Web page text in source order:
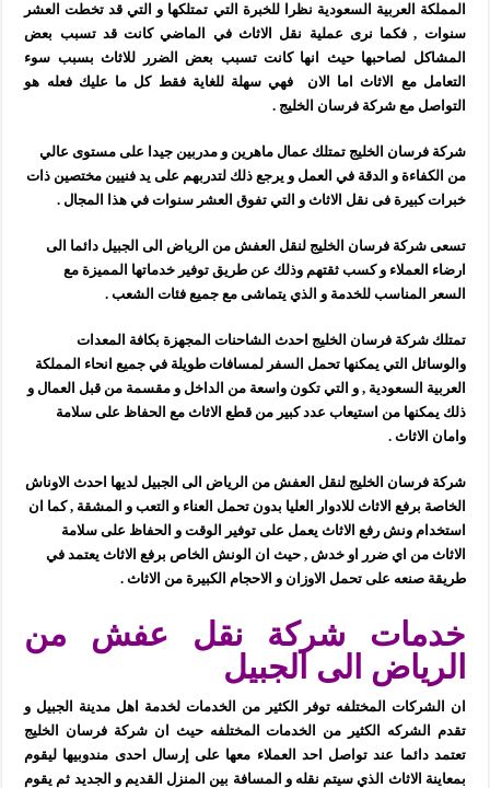
المملكة العربية السعودية نظرا للخبرة التي تمتلكها و التي قد تخطت العشر
سنوات , فكما نرى عملية نقل الاثاثفي الماضي كانت قد تسبب بعض
المشاكل لصاحبها حيث انها كانت تسبب بعض الضرر للاثاث بسبب سوء
التعامل مع الاثاث اما
الان فهي سهلة للغاية فقط كل ما عليك فعله هو
التواصل مع شركة فرسان الخليج .
شركة فرسان الخليج تمتلك عمال ماهرين و مدربين جيدا على مستوى عالي
من الكفاءة و الدقة في العمل و يرجع ذلك لتدربهم على يد فنيين مختصين ذات
خبرات كبيرة فى نقل الاثاث و التي تفوق العشر سنوات في هذا المجال .
تسعى شركة فرسان الخليج لنقل العفش من الرياض الى الجبيل دائما الى
ارضاء العملاء و كسب ثقتهم وذلك عن طريق توفير خدماتها المميزة مع
السعر المناسب للخدمة و الذي يتماشى مع جميع فئات الشعب .
تمتلك شركة فرسان الخليج احدث الشاحنات المجهزة بكافة المعدات
والوسائل التي يمكنها تحمل السفر لمسافات طويلة في جميع انحاء المملكة
العربية السعودية , و التي تكون واسعة من الداخل و مقسمة من قبل العمال و
ذلك يمكنها من استيعاب عدد كبير من قطع الاثاث مع الحفاظ على سلامة
وامان الاثاث .
شركة فرسان الخليج لنقل العفش من الرياض الى الجبيل لديها احدث الاوناش
الخاصة برفع الاثاث للادوار العليا بدون تحمل العناء و التعب و المشقة , كما ان
استخدام ونش رفع الاثاث يعمل على توفير الوقت و الحفاظ على سلامة
الاثاث من اي ضرر او خدش , حيث ان الونش الخاص برفع الاثاث يعتمد في
طريقة صنعه على تحمل الاوزان و الاحجام الكبيرة من الاثاث .
خدمات شركة نقل عفش من
الرياض الى الجبيل
ان الشركات المختلفه توفر الكثير من الخدمات لخدمة اهل مدينة الجبيل و
تقدم الشركه الكثير من الخدمات المختلفه حيث ان شركة فرسان الخليج
تعتمد دائما عند تواصل احد العملاء معها على إرسال احدى مندوبيها ليقوم
بمعاينة الاثاث الذي سيتم نقله و المسافة بين المنزل القديم و الجديد ثم يقوم